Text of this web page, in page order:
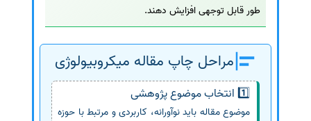
طور قابل توجهی افزایش دهند.
مراحل چاپ مقاله میکروبیولوژی
1️⃣ انتخاب موضوع پژوهشی
موضوع مقاله باید نوآورانه، کاربردی و مرتبط با حوزه